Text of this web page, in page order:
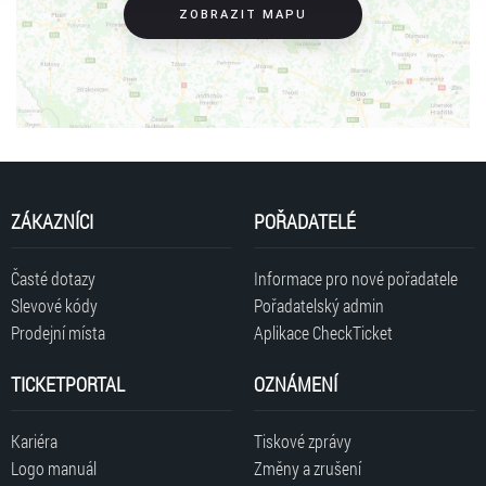
ZOBRAZIT MAPU
ZÁKAZNÍCI
Časté dotazy
Slevové kódy
Prodejní místa
POŘADATELÉ
Informace pro nové pořadatele
Pořadatelský admin
Aplikace CheckTicket
TICKETPORTAL
Kariéra
Logo manuál
OZNÁMENÍ
Tiskové zprávy
Změny a zrušení